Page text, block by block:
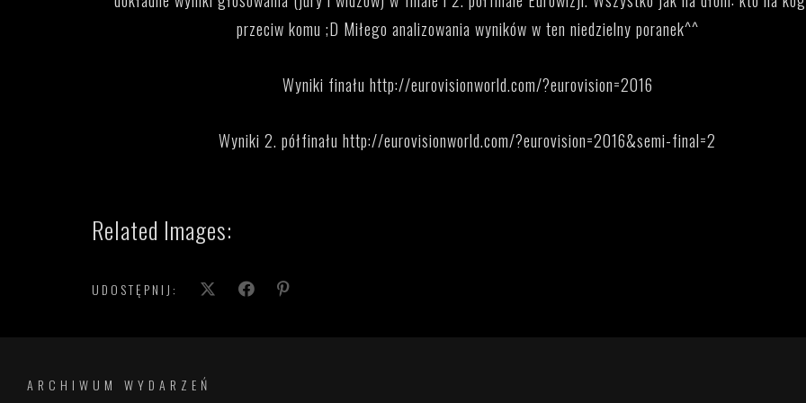
przeciw komu ;D Miłego analizowania wyników w ten niedzielny poranek^^
Wyniki finału http://eurovisionworld.com/?eurovision=2016
Wyniki 2. półfinału http://eurovisionworld.com/?eurovision=2016&semi-final=2
Related Images:
UDOSTĘPNIJ:
ARCHIWUM WYDARZEŃ